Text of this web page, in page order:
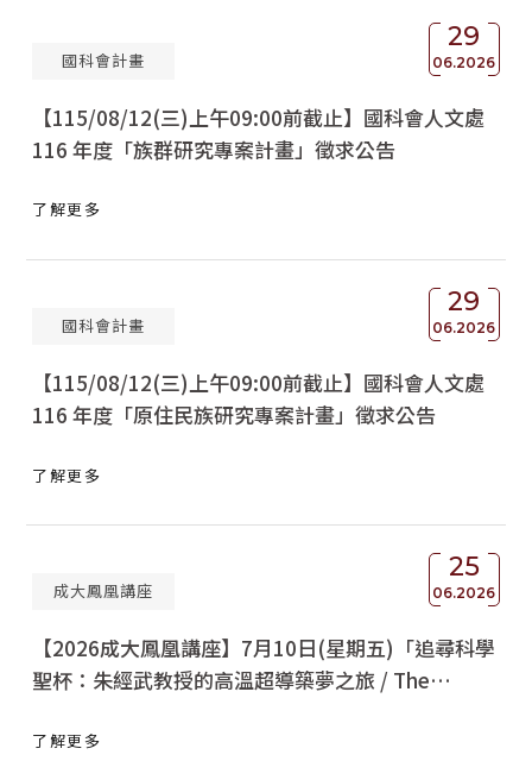
29
06.2026
國科會計畫
【115/08/12(三)上午09:00前截止】國科會人文處
116 年度「族群研究專案計畫」徵求公告
了解更多
29
06.2026
國科會計畫
【115/08/12(三)上午09:00前截止】國科會人文處
116 年度「原住民族研究專案計畫」徵求公告
了解更多
25
06.2026
成大鳳凰講座
【2026成大鳳凰講座】7月10日(星期五)「追尋科學
聖杯：朱經武教授的高溫超導築夢之旅 / The
the Search of a Dream」
了解更多